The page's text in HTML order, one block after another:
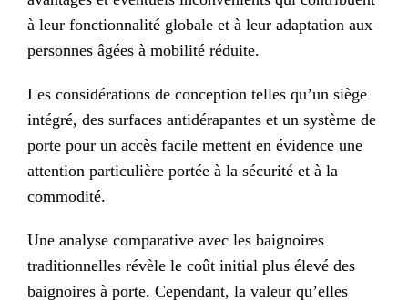
à leur fonctionnalité globale et à leur adaptation aux
personnes âgées à mobilité réduite.
Les considérations de conception telles qu’un siège
intégré, des surfaces antidérapantes et un système de
porte pour un accès facile mettent en évidence une
attention particulière portée à la sécurité et à la
commodité.
Une analyse comparative avec les baignoires
traditionnelles révèle le coût initial plus élevé des
baignoires à porte. Cependant, la valeur qu’elles